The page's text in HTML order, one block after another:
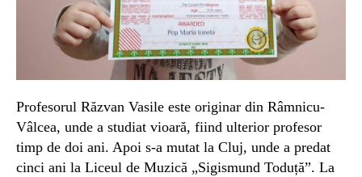
Profesorul Răzvan Vasile este originar din Râmnicu-
Vâlcea, unde a studiat vioară, fiind ulterior profesor
timp de doi ani. Apoi s-a mutat la Cluj, unde a predat
cinci ani la Liceul de Muzică „Sigismund Toduță”. La